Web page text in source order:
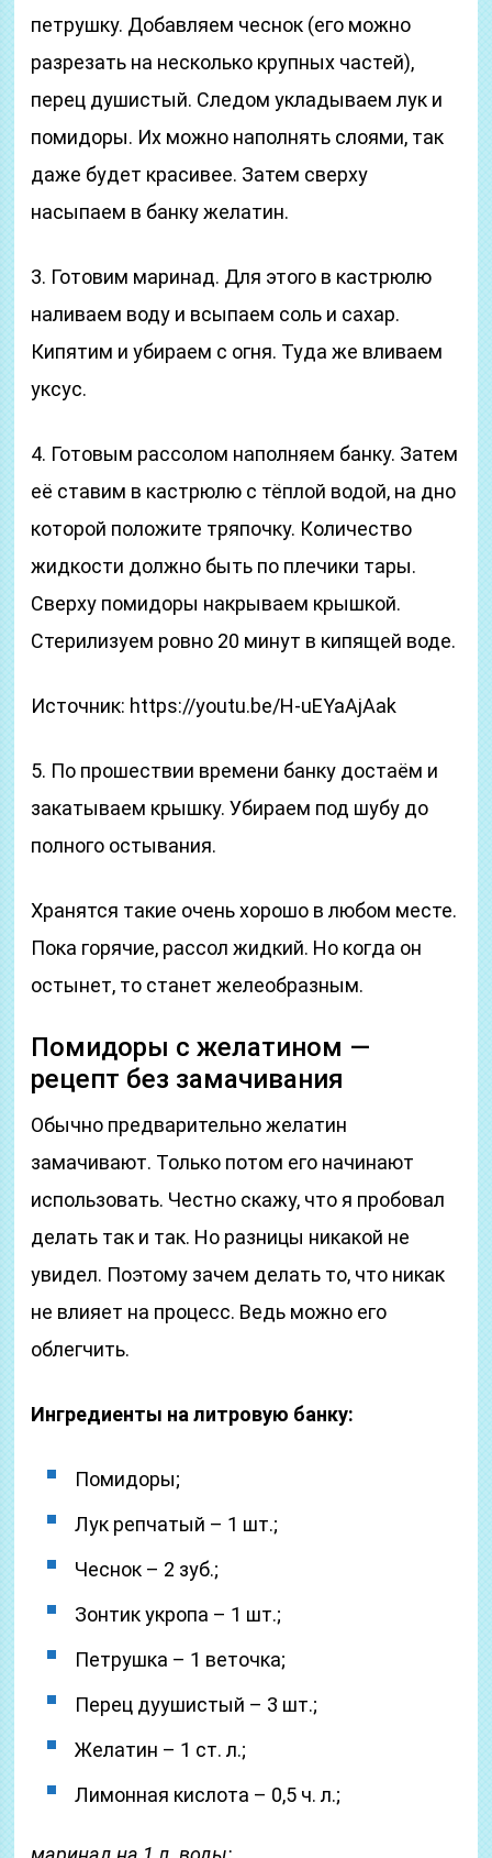
петрушку. Добавляем чеснок (его можно
разрезать на несколько крупных частей),
перец душистый. Следом укладываем лук и
помидоры. Их можно наполнять слоями, так
даже будет красивее. Затем сверху
насыпаем в банку желатин.
3. Готовим маринад. Для этого в кастрюлю
наливаем воду и всыпаем соль и сахар.
Кипятим и убираем с огня. Туда же вливаем
уксус.
4. Готовым рассолом наполняем банку. Затем
её ставим в кастрюлю с тёплой водой, на дно
которой положите тряпочку. Количество
жидкости должно быть по плечики тары.
Сверху помидоры накрываем крышкой.
Стерилизуем ровно 20 минут в кипящей воде.
Источник: https://youtu.be/H-uEYaAjAak
5. По прошествии времени банку достаём и
закатываем крышку. Убираем под шубу до
полного остывания.
Хранятся такие очень хорошо в любом месте.
Пока горячие, рассол жидкий. Но когда он
остынет, то станет желеобразным.
Помидоры с желатином —
рецепт без замачивания
Обычно предварительно желатин
замачивают. Только потом его начинают
использовать. Честно скажу, что я пробовал
делать так и так. Но разницы никакой не
увидел. Поэтому зачем делать то, что никак
не влияет на процесс. Ведь можно его
облегчить.
Ингредиенты на литровую банку:
Помидоры;
Лук репчатый – 1 шт.;
Чеснок – 2 зуб.;
Зонтик укропа – 1 шт.;
Петрушка – 1 веточка;
Перец дуушистый – 3 шт.;
Желатин – 1 ст. л.;
Лимонная кислота – 0,5 ч. л.;